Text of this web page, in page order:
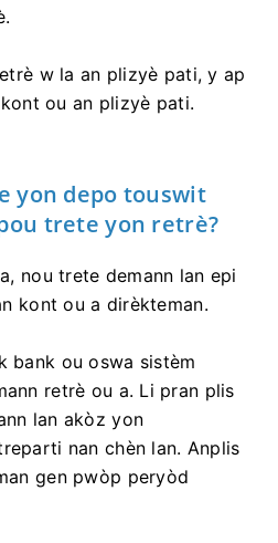
w la an plizyè pati, y ap
ou an plizyè pati.
yon depo touswit
trete yon retrè?
nou trete demann lan epi
kont ou a dirèkteman.
bank ou oswa sistèm
retrè ou a. Li pran plis
lan akòz yon
nan chèn lan. Anplis
gen pwòp peryòd